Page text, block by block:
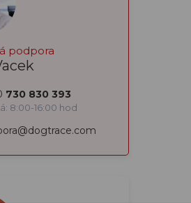
podpora
730 830 393
8:00-16:00 hod